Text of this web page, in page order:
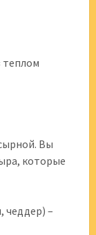
теплом
Вы
которые
чеддер) –